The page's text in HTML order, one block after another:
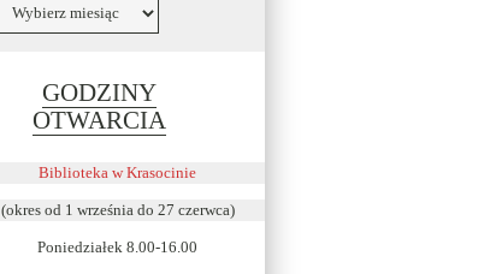
GODZINY
OTWARCIA
się
w
oknie
Biblioteka w Krasocinie
(okres od 1 września do 27 czerwca)
Poniedziałek 8.00-16.00